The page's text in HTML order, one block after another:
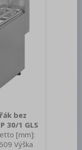
bez
30/1 GLS
[mm]:
Výška